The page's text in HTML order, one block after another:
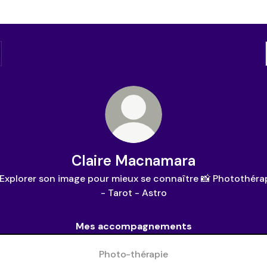
Claire Macnamara
son image pour mieux se connaître 📸
- Tarot - Astro
Mes accompagnements
Photo-thérapie